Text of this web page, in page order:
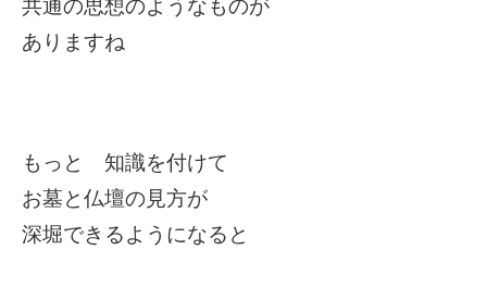
共通の思想のようなものが
ありますね
もっと 知識を付けて
お墓と仏壇の見方が
深堀できるようになると